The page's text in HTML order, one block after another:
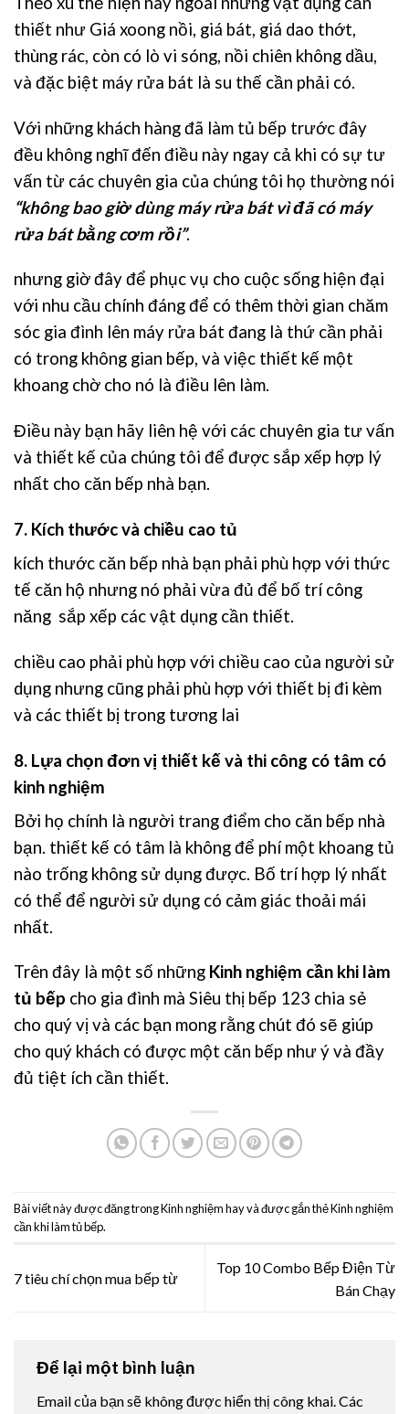
thiết như Giá xoong nồi, giá bát, giá dao thớt,
thùng rác, còn có lò vi sóng, nồi chiên không dầu,
và đặc biệt máy rửa bát là su thế cần phải có.
Với những khách hàng đã làm tủ bếp trước đây
đều không nghĩ đến điều này ngay cả khi có sự tư
vấn từ các chuyên gia của chúng tôi họ thường nói
“không bao giờ dùng máy rửa bát vì đã có máy
rửa bát bằng cơm rồi”.
nhưng giờ đây để phục vụ cho cuộc sống hiện đại
với nhu cầu chính đáng để có thêm thời gian chăm
sóc gia đình lên máy rửa bát đang là thứ cần phải
có trong không gian bếp, và việc thiết kế một
khoang chờ cho nó là điều lên làm.
Điều này bạn hãy liên hệ với các chuyên gia tư vấn
và thiết kế của chúng tôi để được sắp xếp hợp lý
nhất cho căn bếp nhà bạn.
7. Kích thước và chiều cao tủ
kích thước căn bếp nhà bạn phải phù hợp với thức
tế căn hộ nhưng nó phải vừa đủ để bố trí công
năng sắp xếp các vật dụng cần thiết.
chiều cao phải phù hợp với chiều cao của người sử
dụng nhưng cũng phải phù hợp với thiết bị đi kèm
và các thiết bị trong tương lai
8. Lựa chọn đơn vị thiết kế và thi công có tâm có
kinh nghiệm
Bởi họ chính là người trang điểm cho căn bếp nhà
bạn. thiết kế có tâm là không để phí một khoang tủ
nào trống không sử dụng được. Bố trí hợp lý nhất
có thể để người sử dụng có cảm giác thoải mái
nhất.
Trên đây là một số những Kinh nghiệm cần khi làm
tủ bếp cho gia đình mà Siêu thị bếp 123 chia sẻ
cho quý vị và các bạn mong rằng chút đó sẽ giúp
cho quý khách có được một căn bếp như ý và đầy
đủ tiệt ích cần thiết.
Bài viết này được đăng trongKinh nghiệm hayvà được gắn thẻKinh nghiệm
cần khi làm tủ bếp.
7 tiêu chí chọn mua bếp từ
Top 10 Combo Bếp Điện Từ
Bán Chạy
Để lại một bình luận
Email của bạn sẽ không được hiển thị công khai.Các